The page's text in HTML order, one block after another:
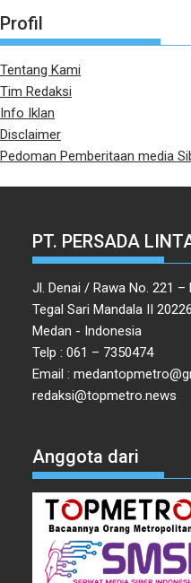
Profil
Tentang Kami
Tim Redaksi
Info Iklan
Disclaimer
Pedoman Pemberitaan media
PT. PERSADA
Jl. Denai / Rawa No. 221 –
Tegal Sari Mandala II 20226
Medan - Indonesia
Telp : 061 – 7350474
Email :
redaksi@topmetro.news
Anggota dari